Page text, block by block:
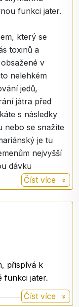
funkci jater.
který se
toxinů a
v
nelehkém
jedů,
játra před
s následky
nebo se snažíte
je tu
nejvyšší
dávku
Číst více
přispívá k
funkci jater.
Číst více